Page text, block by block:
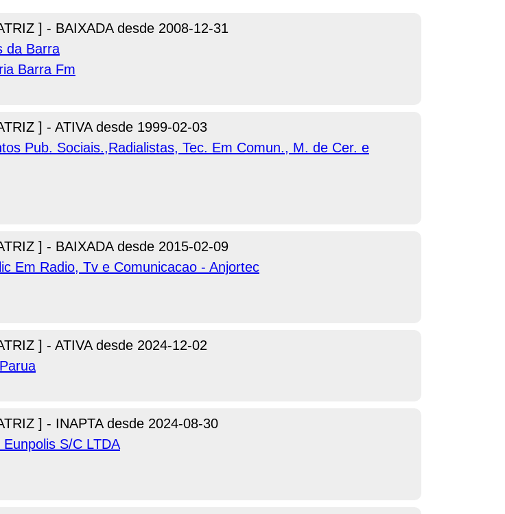
] - BAIXADA desde 2008-12-31
da Barra
Barra Fm
] - ATIVA desde 1999-02-03
Pub. Sociais.,Radialistas, Tec. Em Comun., M. de Cer. e
] - BAIXADA desde 2015-02-09
Em Radio, Tv e Comunicacao - Anjortec
] - ATIVA desde 2024-12-02
] - INAPTA desde 2024-08-30
S/C LTDA